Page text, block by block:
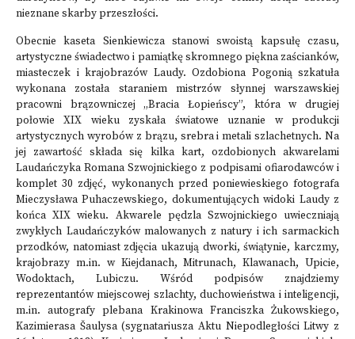
nieznane skarby przeszłości.
Obecnie kaseta Sienkiewicza stanowi swoistą kapsułę czasu,
artystyczne świadectwo i pamiątkę skromnego piękna zaścianków,
miasteczek i krajobrazów Laudy. Ozdobiona Pogonią szkatuła
wykonana została staraniem mistrzów słynnej warszawskiej
pracowni brązowniczej „Bracia Łopieńscy”, która w drugiej
połowie XIX wieku zyskała światowe uznanie w produkcji
artystycznych wyrobów z brązu, srebra i metali szlachetnych. Na
jej zawartość składa się kilka kart, ozdobionych akwarelami
Laudańczyka Romana Szwojnickiego z podpisami ofiarodawców i
komplet 30 zdjęć, wykonanych przed poniewieskiego fotografa
Mieczysława Puhaczewskiego, dokumentujących widoki Laudy z
końca XIX wieku. Akwarele pędzla Szwojnickiego uwieczniają
zwykłych Laudańczyków malowanych z natury i ich sarmackich
przodków, natomiast zdjęcia ukazują dworki, świątynie, karczmy,
krajobrazy m.in. w Kiejdanach, Mitrunach, Klawanach, Upicie,
Wodoktach, Lubiczu. Wśród podpisów znajdziemy
reprezentantów miejscowej szlachty, duchowieństwa i inteligencji,
m.in. autografy plebana Krakinowa Franciszka Żukowskiego,
Kazimierasa Šaulysa (sygnatariusza Aktu Niepodległości Litwy z